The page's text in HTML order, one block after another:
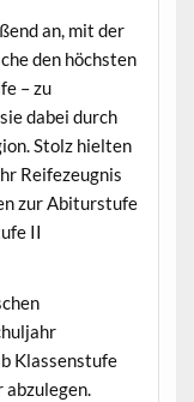
an, mit der
den höchsten
– zu
dabei durch
Stolz hielten
Reifezeugnis
zur Abiturstufe
II
Klassenstufe
abzulegen.